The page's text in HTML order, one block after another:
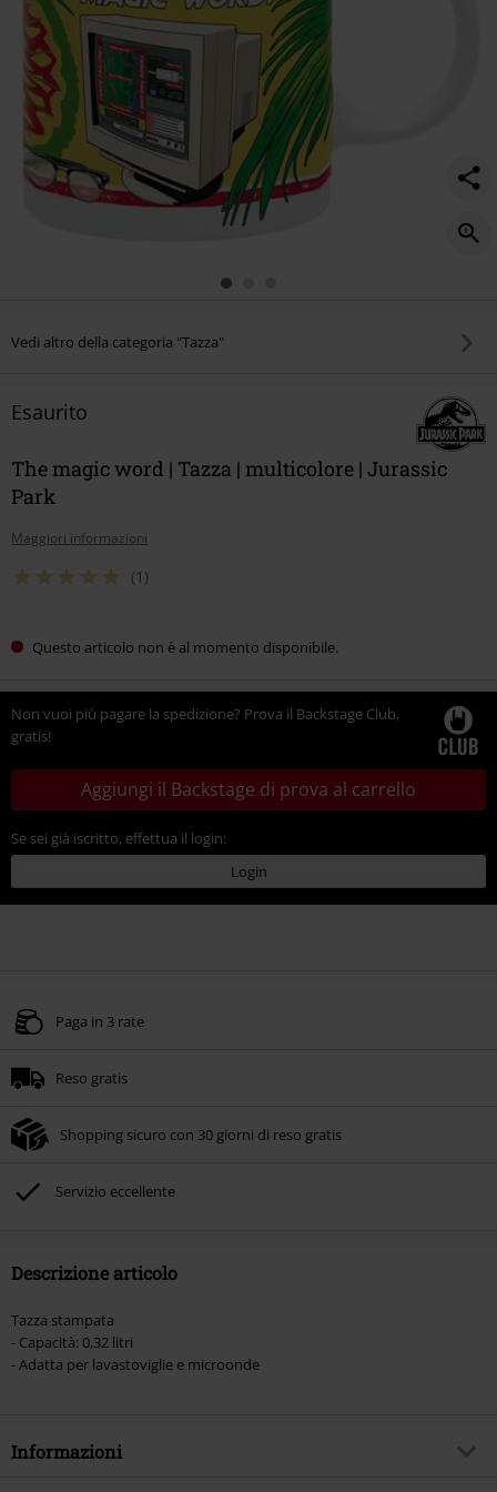
Vedi altro della categoria "Tazza"
Esaurito
The magic word | Tazza | multicolore | Jurassic
Park
Maggiori informazioni
(1)
Questo articolo non è al momento disponibile.
Non vuoi più pagare la spedizione? Prova il Backstage Club,
gratis!
Aggiungi il Backstage di prova al carrello
Se sei già iscritto, effettua il login:
Login
Paga in 3 rate
Reso gratis
Shopping sicuro con 30 giorni di reso gratis
Servizio eccellente
Descrizione articolo
Tazza stampata
- Capacità: 0,32 litri
- Adatta per lavastoviglie e microonde
Informazioni